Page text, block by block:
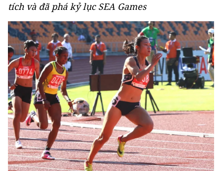
tích và đã phá kỷ lục SEA Games